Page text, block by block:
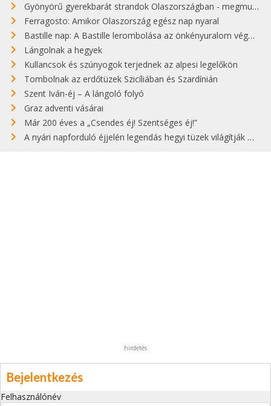
Gyönyörű gyerekbarát strandok Olaszországban - megmutatjuk a 15 legjobbat
Ferragosto: Amikor Olaszország egész nap nyaral
Bastille nap: A Bastille lerombolása az önkényuralom végét jelentette
Lángolnak a hegyek
Kullancsok és szúnyogok terjednek az alpesi legelőkön
Tombolnak az erdőtüzek Szicíliában és Szardínián
Szent Iván-éj – A lángoló folyó
Graz adventi vásárai
Már 200 éves a „Csendes éj! Szentséges éj!”
A nyári napforduló éjjelén legendás hegyi tüzek világítják meg Zugspitzét
hirdetés
Bejelentkezés
Felhasználónév